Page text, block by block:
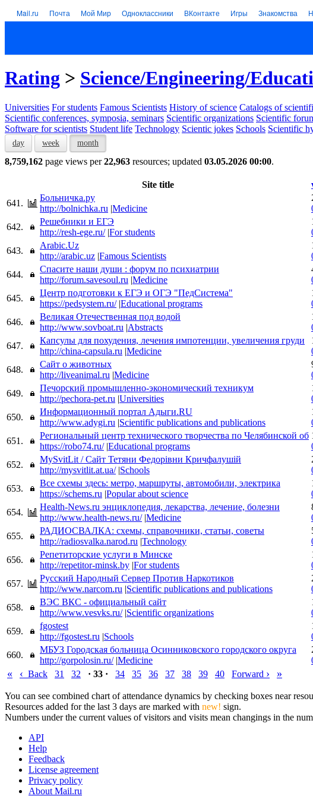
Mail.ru Почта Мой Мир Одноклассники ВКонтакте Игры Знакомства
Rating > Science/Engineering/
Universities For students Famous Scientists History of science Catalogs of
Scientific conferences, symposia, seminars Scientific organizations Scientific
Software for scientists Student life Technology Scientic jokes Schools Scientific
day week month
8,759,162 page views per22,963 resources; updated 03.05.2026 00:00.
Site title
641.
Больничка.ру
http://bolnichka.ru |Medicine
642.
Решебники и ЕГЭ
http://resh-ege.ru/ |For students
643.
Arabic.Uz
http://arabic.uz |Famous Scientists
644.
Спасите наши души : форум по психиатрии
http://forum.savesoul.ru |Medicine
645.
Центр подготовки к ЕГЭ и ОГЭ "ПедСистема"
https://pedsystem.ru/ |Educational programs
646.
Великая Отечественная под водой
http://www.sovboat.ru |Abstracts
647.
Капсулы для похудения, лечения импотенции, увеличения груди
http://china-capsula.ru |Medicine
648.
Сайт о животных
http://liveanimal.ru |Medicine
649.
Печорский промышленно-экономический техникум
http://pechora-pet.ru |Universities
650.
Информационный портал Адыги.RU
http://www.adygi.ru |Scientific publications and publications
651.
Региональный центр технического творчества по Челябинской об
https://robo74.ru/ |Educational programs
652.
MySvitLit / Сайт Тетяни Федорiвни Кричфалушiй
http://mysvitlit.at.ua/ |Schools
653.
Все схемы здесь: метро, маршруты, автомобили, электрика
https://schems.ru |Popular about science
654.
Health-News.ru энциклопедия, лекарства, лечение, болезни
http://www.health-news.ru/ |Medicine
655.
РАДИОСВАЛКА: схемы, справочники, статьи, советы
http://radiosvalka.narod.ru |Technology
656.
Репетиторские услуги в Минске
http://repetitor-minsk.by |For students
657.
Русский Народный Сервер Против Наркотиков
http://www.narcom.ru |Scientific publications and publications
658.
ВЭС ВКC - официальный сайт
http://www.vesvks.ru/ |Scientific organizations
659.
fgostest
http://fgostest.ru |Schools
660.
МБУЗ Городская больница Осинниковского городского округа
http://gorpolosin.ru/ |Medicine
« ‹ Back 31 32 · 33 · 34 35 36 37 38 39 40 Forward › »
You can see combined chart of attendance dynamics by checking boxes near
Resources added for the last 3 days are marked with new! sign.
Numbers under the current values of visitors and visits mean changings in the
API
Help
Feedback
License agreement
Privacy policy
About Mail.ru